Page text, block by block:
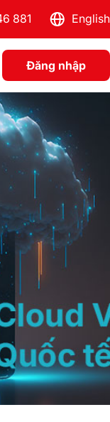
881 English
Đăng nhập